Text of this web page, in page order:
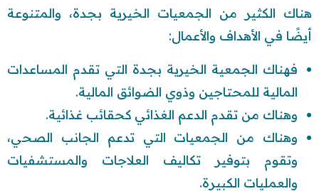
هناك الكثير من الجمعيات الخيرية بجدة، والمتنوعة
أيضًا في الأهداف والأعمال:
فهناك الجمعية الخيرية بجدة التي تقدم المساعدات
المالية للمحتاجين وذوي الضوائق المالية.
وهناك من تقدم الدعم الغذائي كحقائب غذائية.
وهناك من الجمعيات التي تدعم الجانب الصحي،
وتقوم بتوفير تكاليف العلاجات والمستشفيات
والعمليات الكبيرة.